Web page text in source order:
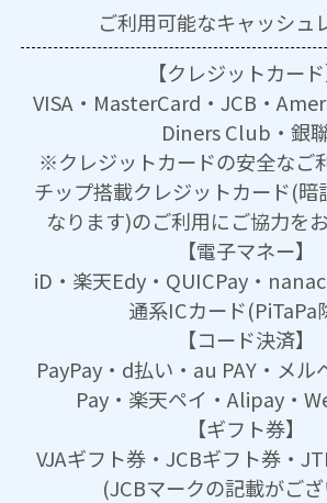
ご利用可能なキャッシュ
【クレジットカード
VISA・MasterCard・JCB・
Diners Club・銀
※クレジットカードの安全なご
チップ搭載クレジットカード(暗
なります)のご利用にご協力を
【電子マネー】
iD・楽天Edy・QUICPay・
通系ICカード(PiTaPa
【コード決済】
PayPay・d払い・au PAY・メル
Pay・楽天ペイ・Alipay・
【ギフト券】
VJAギフト券・JCBギフト券・
(JCBマークの記載がご